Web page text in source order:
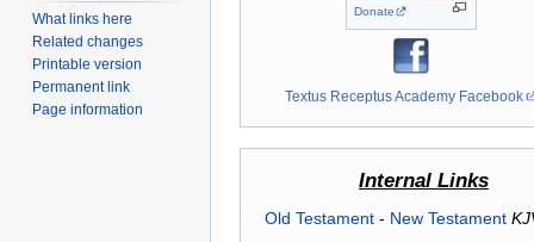
Donate
Textus Receptus Academy Facebook
Internal Links
Old Testament- New Testament
What links here
Related changes
Printable version
Permanent link
Page information